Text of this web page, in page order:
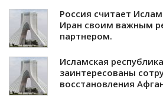
Россия считает
Иран своим важным
партнером.
Исламская
заинтересованы
восстановления